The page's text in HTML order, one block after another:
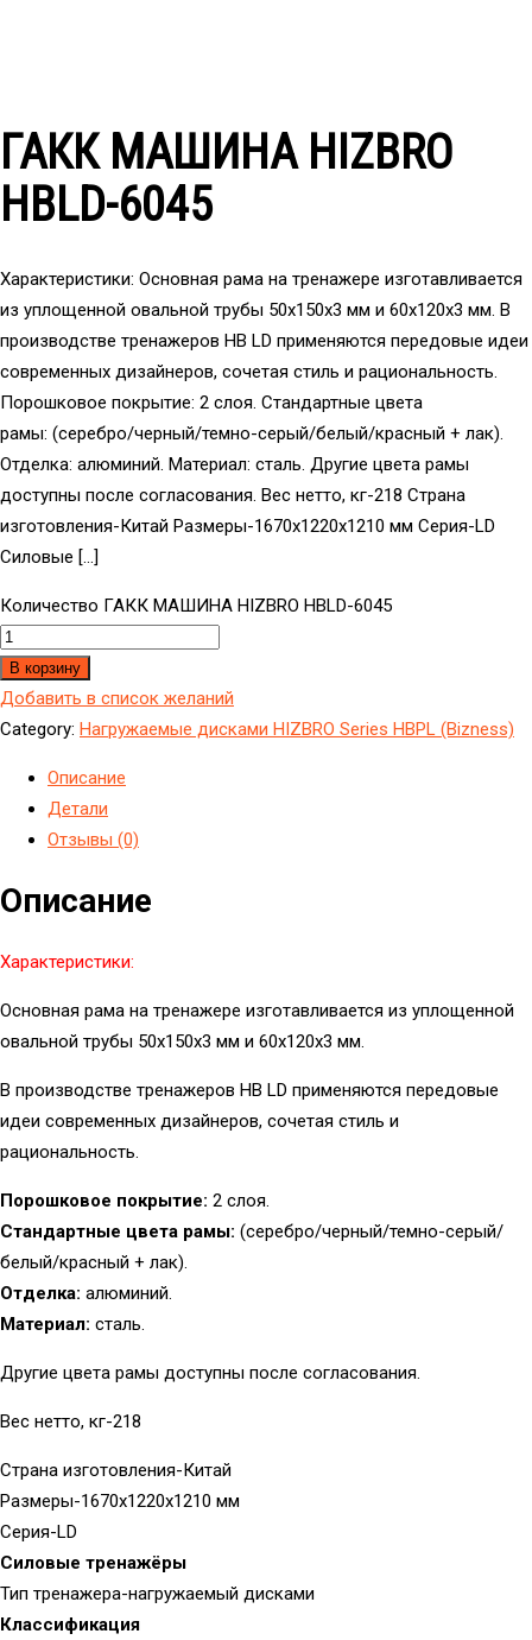
ГАКК МАШИНА HIZBRO
HBLD-6045
Характеристики: Основная рама на тренажере изготавливается
из уплощенной овальной трубы 50x150x3 мм и 60x120x3 мм. В
производстве тренажеров HB LD применяются передовые идеи
современных дизайнеров, сочетая стиль и рациональность.
Порошковое покрытие: 2 слоя. Стандартные цвета
рамы: (серебро/черный/темно-серый/белый/красный + лак).
Отделка: алюминий. Материал: сталь. Другие цвета рамы
доступны после согласования. Вес нетто, кг-218 Страна
изготовления-Китай Размеры-1670x1220x1210 мм Серия-LD
Силовые […]
Количество ГАКК МАШИНА HIZBRO HBLD-6045
В корзину
Добавить в список желаний
Category: Hагружаемые дисками HIZBRO Series HBPL (Bizness)
Описание
Детали
Отзывы (0)
Описание
Характеристики:
Основная рама на тренажере изготавливается из уплощенной
овальной трубы 50x150x3 мм и 60x120x3 мм.
В производстве тренажеров HB LD применяются передовые
идеи современных дизайнеров, сочетая стиль и
рациональность.
Порошковое покрытие: 2 слоя.
Стандартные цвета рамы: (серебро/черный/темно-серый/
белый/красный + лак).
Отделка: алюминий.
Материал: сталь.
Другие цвета рамы доступны после согласования.
Вес нетто, кг-218
Страна изготовления-Китай
Размеры-1670x1220x1210 мм
Серия-LD
Силовые тренажёры
Тип тренажера-нагружаемый дисками
Классификация